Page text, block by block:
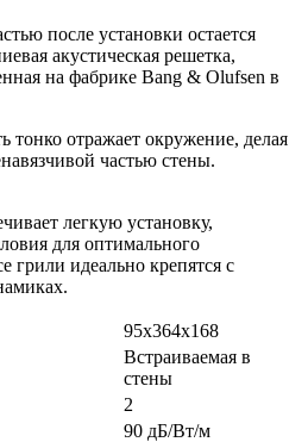
после установки остается
акустическая решетка,
на фабрике Bang & Olufsen в
тонко отражает окружение, делая
частью стены.
легкую установку,
для оптимального
грили идеально крепятся с
95х364х168
Встраиваемая в
стены
2
90 дБ/Вт/м